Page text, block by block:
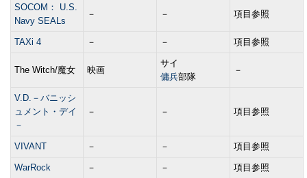
SOCOM： U.S.
Navy SEALs
－ － 項目参照
TAXi 4 － － 項目参照
The Witch/魔女 映画
サイ
傭兵部隊
－
V.D.－バニッシ
ュメント・デイ
－
－ － 項目参照
VIVANT － － 項目参照
WarRock － － 項目参照